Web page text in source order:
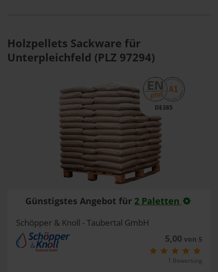
Holzpellets Sackware für
Unterpleichfeld (PLZ 97294)
DE385
Günstigstes Angebot für 2 Paletten
Schöpper & Knoll - Taubertal GmbH
5,00 von 5
1 Bewertung